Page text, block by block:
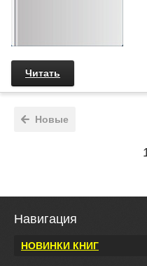
Читать
Новые
Навигация
НОВИНКИ КНИГ